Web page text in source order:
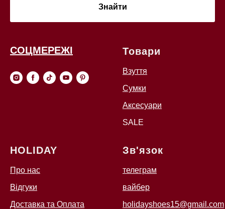
Знайти
СОЦМЕРЕЖІ Товари
Взуття
Сумки
Аксесуари
SALE
HOLIDAY
Про нас
Відгуки
Доставка та Оплата
Зв'язок
телеграм
вайбер
holidayshoes15@gmail.com